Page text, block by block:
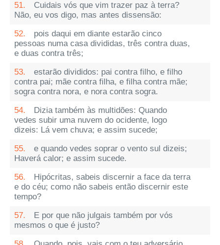
51.
Cuidais vós que vim trazer paz à terra?
Não, eu vos digo, mas antes dissensão:
52.
pois daqui em diante estarão cinco
pessoas numa casa divididas, três contra duas,
e duas contra três;
53.
estarão divididos: pai contra filho, e filho
contra pai; mãe contra filha, e filha contra mãe;
sogra contra nora, e nora contra sogra.
54.
Dizia também às multidões: Quando
vedes subir uma nuvem do ocidente, logo
dizeis: Lá vem chuva; e assim sucede;
55.
e quando vedes soprar o vento sul dizeis;
Haverá calor; e assim sucede.
56.
Hipócritas, sabeis discernir a face da terra
e do céu; como não sabeis então discernir este
tempo?
57.
E por que não julgais também por vós
mesmos o que é justo?